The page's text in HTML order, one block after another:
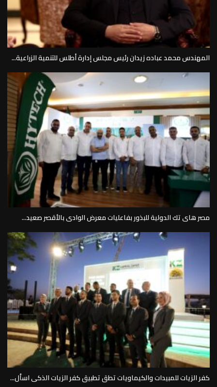
المهندس محمد عباده زيدان رئيس مجلس إدارة أطلس للتنمية الزراعية...
مصر هاى تك الدولية للبذور بفاعليات معرض الوادى بالأقصر صعيد...
كفر الزيات للمبيدات والكيماويات تطق تطبيق كفر الزيات الذكى اسأل...